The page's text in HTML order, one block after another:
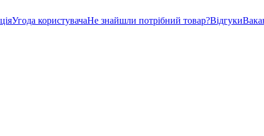
Угода користувачаНе знайшли потрібний товар?Відгуки